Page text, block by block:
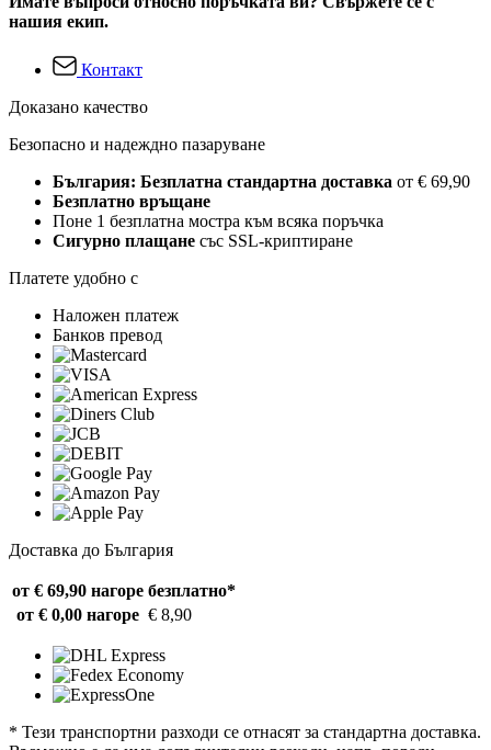
нашия екип.
Контакт
Доказано качество
Безопасно и надеждно пазаруване
България: Безплатна стандартна доставка от € 69,90
Безплатно връщане
Поне 1 безплатна мостра към всяка поръчка
Сигурно плащане със SSL-криптиране
Платете удобно с
Наложен платеж
Банков превод
Доставка до България
от € 69,90 нагоре безплатно*
от € 0,00 нагоре € 8,90
* Тези транспортни разходи се отнасят за стандартна доставка.